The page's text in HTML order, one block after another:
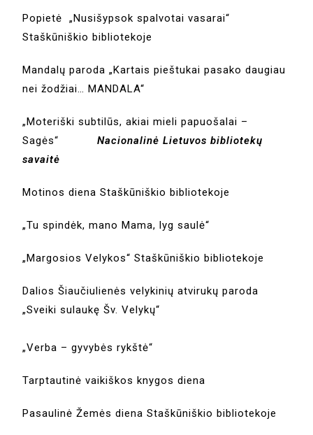
Popietė „Nusišypsok spalvotai vasarai“
Staškūniškio bibliotekoje
Mandalų paroda „Kartais pieštukai pasako daugiau
nei žodžiai… MANDALA“
„Moteriški subtilūs, akiai mieli papuošalai –
Sagės“
Nacionalinė Lietuvos bibliotekų
savaitė
Motinos diena Staškūniškio bibliotekoje
„Tu spindėk, mano Mama, lyg saulė“
„Margosios Velykos“ Staškūniškio bibliotekoje
Dalios Šiaučiulienės velykinių atvirukų paroda
„Sveiki sulaukę Šv. Velykų“
„Verba – gyvybės rykštė“
Tarptautinė vaikiškos knygos diena
Pasaulinė Žemės diena Staškūniškio bibliotekoje